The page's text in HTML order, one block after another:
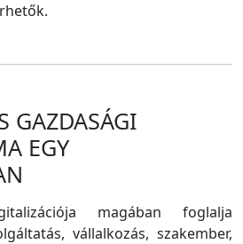
GAZDASÁGI
EGY
magában foglalja
vállalkozás, szakember,